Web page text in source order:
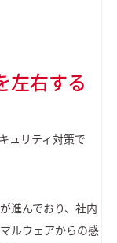
左右する
ュリティ対策で
進んでおり、社内
ルウェアからの感